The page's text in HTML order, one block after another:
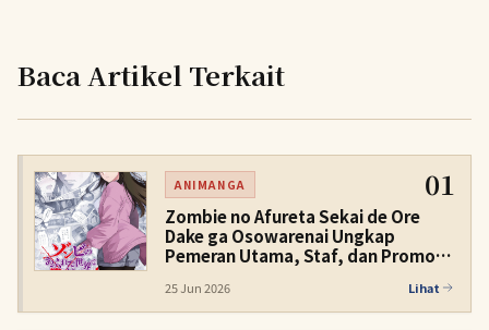
Baca Artikel Terkait
ANIMANGA 01
Zombie no Afureta Sekai de Ore
Dake ga Osowarenai Ungkap
Pemeran Utama, Staf, dan Promo
25 Jun 2026 Lihat